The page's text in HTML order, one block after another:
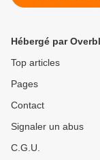
Hébergé par
Top articles
Pages
Contact
Signaler un abus
C.G.U.